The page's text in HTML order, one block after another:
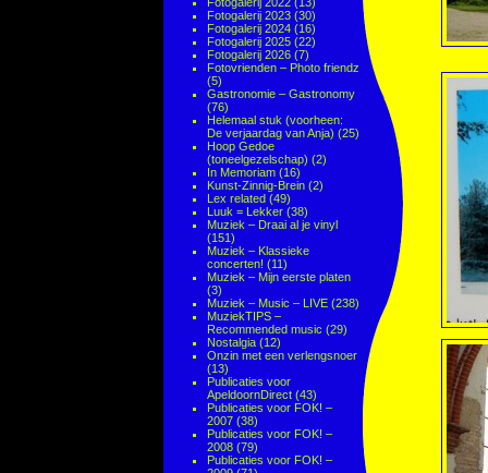
Fotogalerij 2023 (30)
Fotogalerij 2024 (16)
Fotogalerij 2025 (22)
Fotogalerij 2026 (7)
Fotovrienden – Photo friendz
(5)
Gastronomie – Gastronomy
(76)
Helemaal stuk (voorheen:
De verjaardag van Anja) (25)
Hoop Gedoe
(toneelgezelschap) (2)
In Memoriam (16)
Kunst-Zinnig-Brein (2)
Lex related (49)
Luuk = Lekker (38)
Muziek – Draai al je vinyl
(151)
Muziek – Klassieke
concerten! (11)
Muziek – Mijn eerste platen
(3)
Muziek – Music – LIVE (238)
MuziekTIPS –
Recommended music (29)
Nostalgia (12)
Onzin met een verlengsnoer
(13)
Publicaties voor
ApeldoornDirect (43)
Publicaties voor FOK! –
2007 (38)
Publicaties voor FOK! –
2008 (79)
Publicaties voor FOK! –